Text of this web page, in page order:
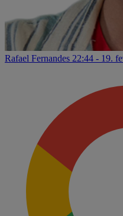
Rafael Fernandes 22:44 - 19.